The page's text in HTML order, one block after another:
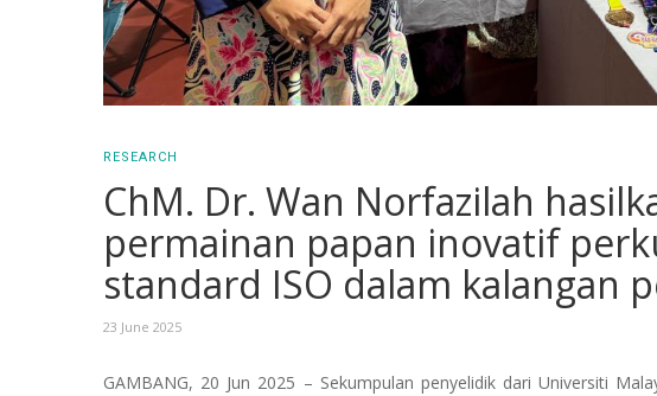
RESEARCH
ChM. Dr. Wan Norfazilah
permainan papan inovatif
standard ISO dalam kalangan
23 June 2025
GAMBANG, 20 Jun 2025 – Sekumpulan penyelidik dari Universiti